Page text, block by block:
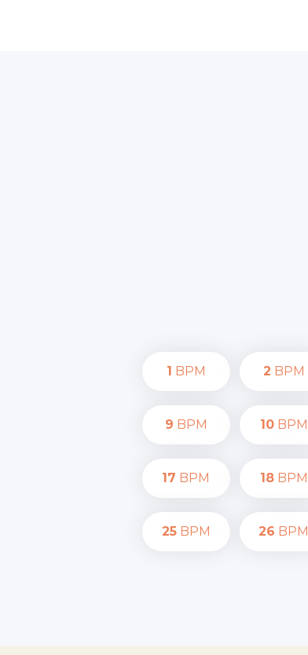
1 BPM 2 BPM
9 BPM 10BPM
17 BPM 18BPM
25BPM 26 BPM